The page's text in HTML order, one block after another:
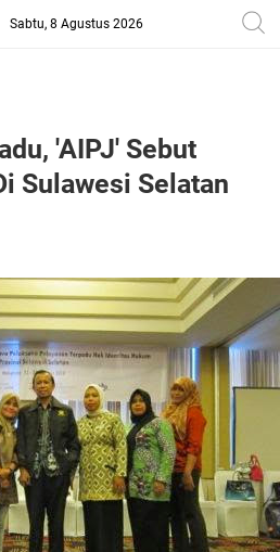
Sabtu, 8 Agustus 2026
'AIPJ' Sebut
Sulawesi Selatan